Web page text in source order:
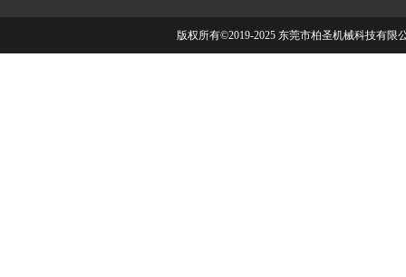
版权所有©2019-2025 东莞市柏圣机械科技有限